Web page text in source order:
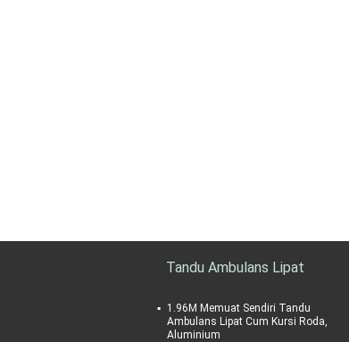
Tandu Ambulans Lipat
1.96M Memuat Sendiri Tandu
Ambulans Lipat Cum Kursi Roda,
Aluminium